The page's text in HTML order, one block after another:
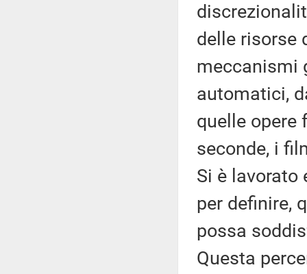
delle risorse
meccanismi
automatici,
quelle opere
seconde, i
Si è
per definire,
possa
Questa